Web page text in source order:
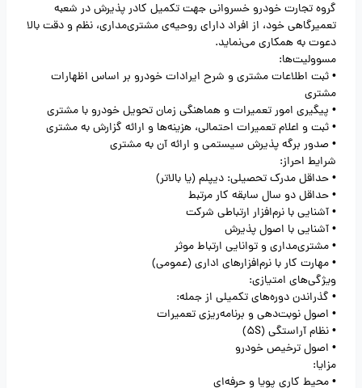
گروه تجارت خودرو خسروانی جهت تکمیل کادر پذیرش در شعبه
تعمیرگاهی خود، از افراد دارای روحیه‌ی مشتری‌مداری، نظم و دقت بالا
دعوت به همکاری می‌نماید.
مسوولیت‌ها:
• ثبت اطلاعات مشتری و شرح ایرادات خودرو بر اساس اظهارات
مشتری
• پیگیری امور تعمیرات و هماهنگی زمان تحویل خودرو با مشتری
• ثبت و اعلام تعمیرات احتمالی، هزینه‌ها و ارائه گزارش به مشتری
• صدور برگه پذیرش سیستمی و ارائه آن به مشتری
شرایط احراز:
• حداقل مدرک تحصیلی: دیپلم (یا بالاتر)
• حداقل دو سال سابقه کار مرتبط
• آشنایی با نرم‌افزار ارتباطی شرکت
• آشنایی با اصول پذیرش
• مشتری‌مداری و توانایی ارتباط موثر
• مهارت کار با نرم‌افزارهای اداری (عمومی)
ویژگی‌های امتیازی:
• گذراندن دوره‌های تکمیلی از جمله:
• اصول نوبت‌دهی و برنامه‌ریزی تعمیرات
• نظام آراستگی (5S)
• اصول ترخیص خودرو
مزایا:
• محیط کاری پویا و حرفه‌ای